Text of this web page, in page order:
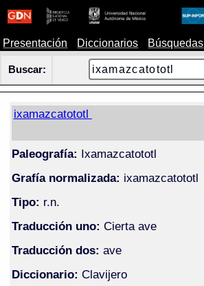
Presentación Diccionarios Búsquedas
Buscar:
ixamazcatototl
Paleografía: Ixamazcatototl
Grafía normalizada: ixamazcatototl
Tipo: r.n.
Traducción uno: Cierta ave
Traducción dos: ave
Diccionario: Clavijero